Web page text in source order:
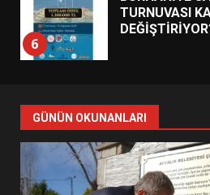
AYVALIK SU
HAREKETE
BULUŞMADA
GÜNÜN OKUNANLARI